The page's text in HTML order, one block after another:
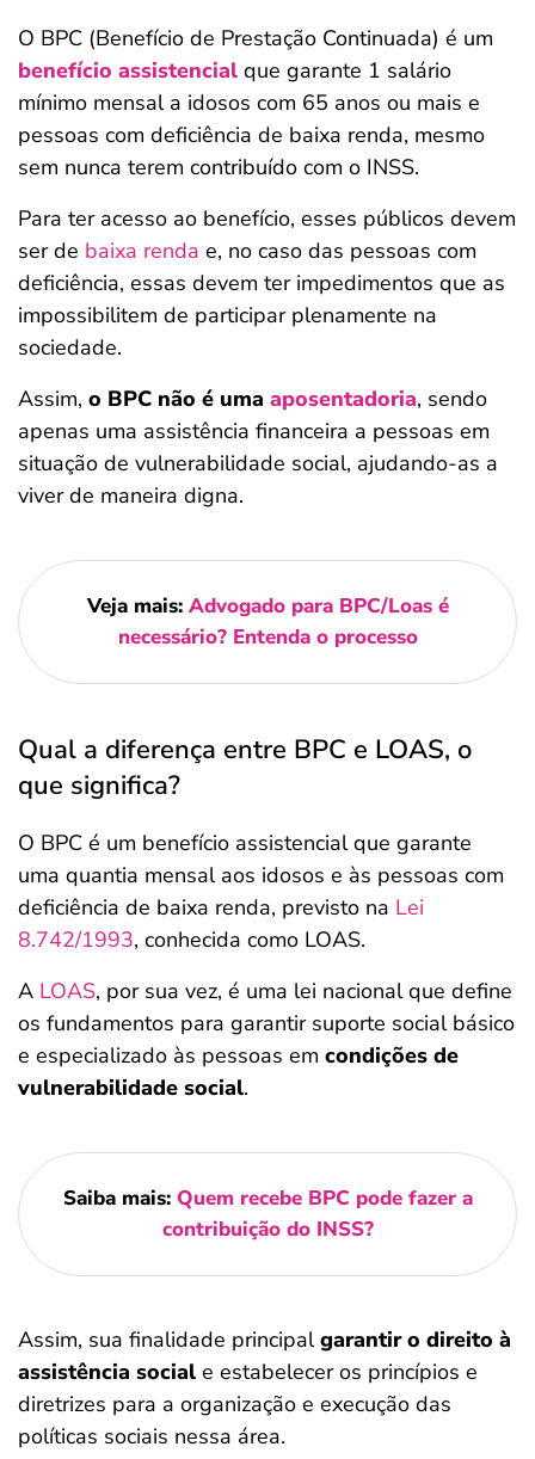
O BPC (Benefício de Prestação Continuada) é um
benefício assistencial que garante 1 salário
mínimo mensal a idosos com 65 anos ou mais e
pessoas com deficiência de baixa renda, mesmo
sem nunca terem contribuído com o INSS.
Para ter acesso ao benefício, esses públicos devem
ser de baixa renda e, no caso das pessoas com
deficiência, essas devem ter impedimentos que as
impossibilitem de participar plenamente na
sociedade.
Assim, o BPC não é uma aposentadoria, sendo
apenas uma assistência financeira a pessoas em
situação de vulnerabilidade social, ajudando-as a
viver de maneira digna.
Veja mais: Advogado para BPC/Loas é
necessário? Entenda o processo
Qual a diferença entre BPC e LOAS, o
que significa?
O BPC é um benefício assistencial que garante
uma quantia mensal aos idosos e às pessoas com
deficiência de baixa renda, previsto na Lei
8.742/1993, conhecida como LOAS.
A LOAS, por sua vez, é uma lei nacional que define
os fundamentos para garantir suporte social básico
e especializado às pessoas em condições de
vulnerabilidade social.
Saiba mais: Quem recebe BPC pode fazer a
contribuição do INSS?
Assim, sua finalidade principalgarantir o direito à
assistência social e estabelecer os princípios e
diretrizes para a organização e execução das
políticas sociais nessa área.